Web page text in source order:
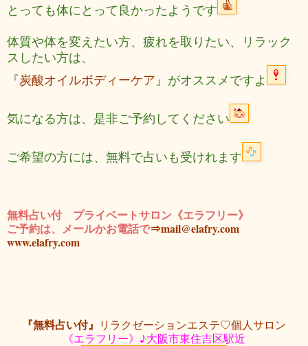
とっても体にとって良かったようです
体質や体を変えたい方、疲れを取りたい、リラック
スしたい方は、
『炭酸オイルボディーケア 』がオススメですよ
気になる方は、是非ご予約してください
ご希望の方には、無料で占いも受けれます
無料占い付 プライベートサロン《エラフリー》
ご予約は、メールかお電話で⇒mail@elafry.com
www.elafry.com
『無料占い付』 リラクゼーションエステ♡個人サロン
《エラフリー》♪大阪市東住吉区駅近